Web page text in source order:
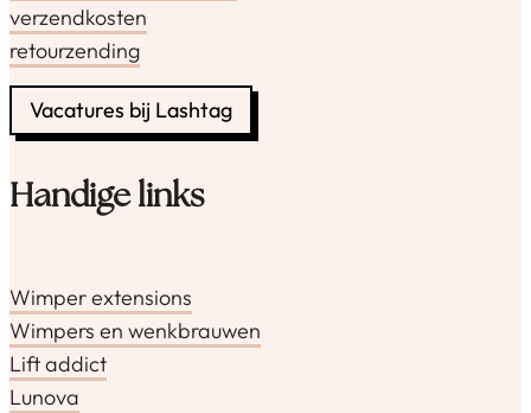
verzendkosten
retourzending
Vacatures bij Lashtag
Handige links
Wimper extensions
Wimpers en wenkbrauwen
Lift addict
Lunova